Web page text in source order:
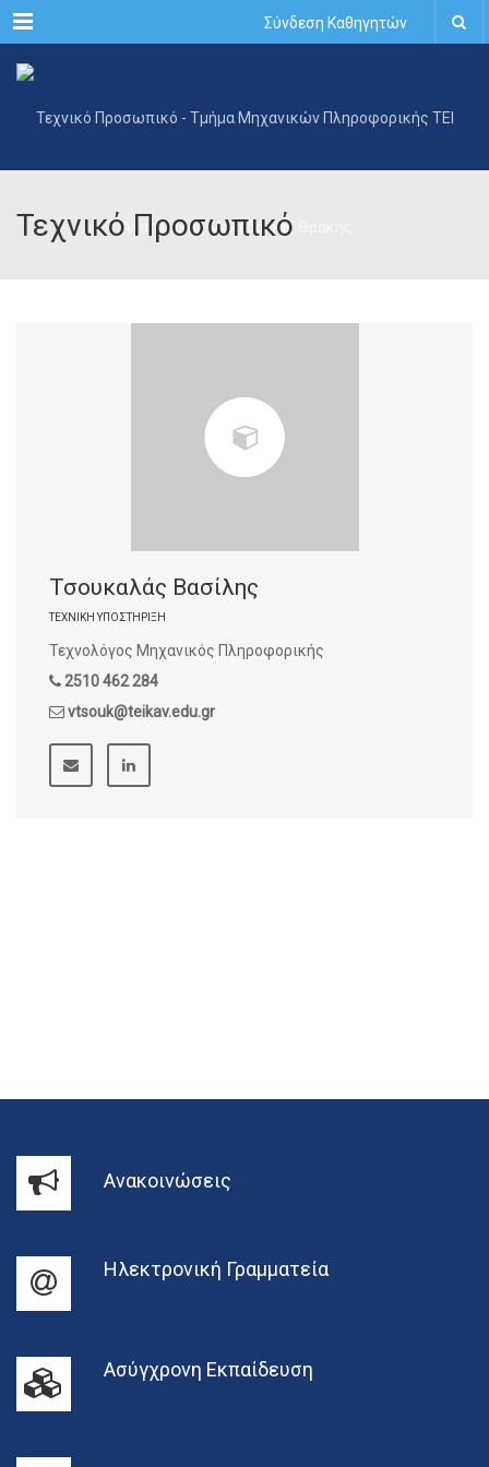
Menu Σύνδεση Καθηγητών
Τεχνικό Προσωπικό
Τσουκαλάς Βασίλης
ΤΕΧΝΙΚΉ ΥΠΟΣΤΉΡΙΞΗ
Τεχνολόγος Μηχανικός Πληροφορικής
2510 462 284
vtsouk@teikav.edu.gr
Ανακοινώσεις
Ηλεκτρονική Γραμματεία
Ασύγχρονη Εκπαίδευση